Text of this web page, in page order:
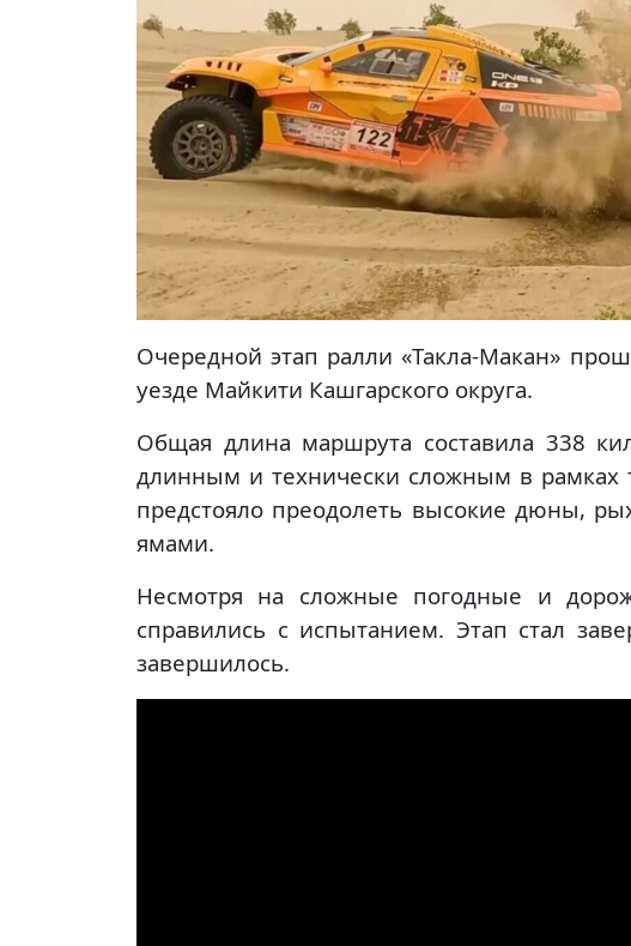
Очередной этап ралли «Такла-Макан»
уезде Майкити Кашгарского округа.
Общая длина маршрута составила 338
длинным и технически сложным в рамках
предстояло преодолеть высокие дюны,
ямами.
Несмотря на сложные погодные и
справились с испытанием. Этап стал
завершилось.